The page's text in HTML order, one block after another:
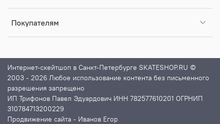
Покупателям
Интернет-скейтшоп в Санкт-Петербурге SKATESHOP.RU ©
2003 - 2026 Любое использование контента без письменного
разрешения запрещено
ИП Трифонов Павел Эдуардович ИНН 782577610201 ОГРНИП
310784713200229
Продвижение сайта - Иванов Егор